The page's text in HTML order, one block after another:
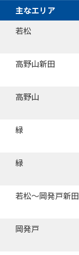
主なエリア
若松
高野山新田
高野山
緑
緑
若松～岡発戸新田
岡発戸